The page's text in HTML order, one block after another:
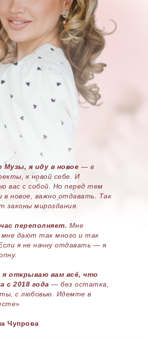
Музы, я иду в новое — в
к новой себе. И
вас с собой. Но перед тем
в новое, важно отдавать. Так
законы мироздания.
переполняет. Мне
мне дают так много и так
я не начну отдавать — я
открываю вам всё, что
с 2018 года — без остатка,
с любовью. Идемте в
»
Чупрова